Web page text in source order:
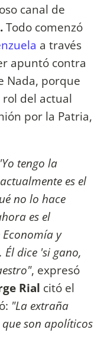
canal de
.Todo comenzó
a través
apuntó contra
Nada, porque
del actual
por la Patria,
tengo la
es el
no lo hace
es el
y
Él dice 'si gano,
, expresó
Rial citó el
"La extraña
son apolíticos